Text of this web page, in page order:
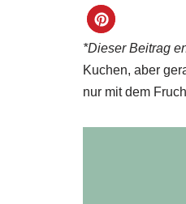
*Dieser Beitrag
Kuchen, aber
nur mit dem